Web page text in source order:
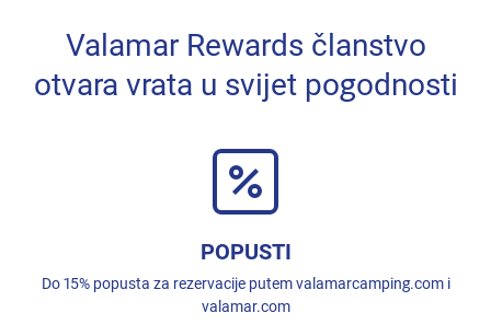
Valamar Rewards članstvo
otvara vrata u svijet pogodnosti
POPUSTI
Do 15% popusta za rezervacije putem valamarcamping.com i
valamar.com